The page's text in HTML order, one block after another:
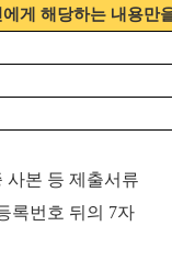
게 해당하는 내용만
본 등 제출서류
록번호 뒤의 7자